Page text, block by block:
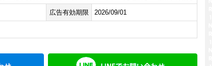
広告有効期限 2026/09/01
メールでお問い合わせ